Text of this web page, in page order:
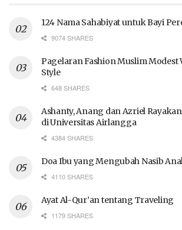
124 Nama Sahabiyat untuk Bayi
9074 SHARES
Pagelaran Fashion Muslim Modest
Style
648 SHARES
Ashanty, Anang dan Azriel
di Universitas Airlangga
4384 SHARES
Doa Ibu yang Mengubah Nasib
4110 SHARES
Ayat Al-Qur’an tentang Traveling
1179 SHARES